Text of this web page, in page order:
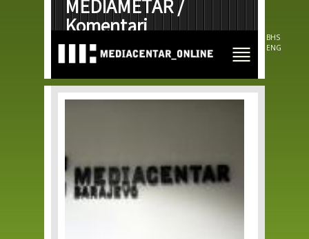
Skip to
main
content
MEDIAMETAR /
Komentari
BHS
ENG
Pages